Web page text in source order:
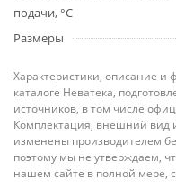
подачи, °С
Размеры
Характеристики, описание и
каталоге Неватека,
источников, в том числе
Комплектация, внешний вид
изменены производителем
поэтому мы не утверждаем,
нашем сайте в полной мере,